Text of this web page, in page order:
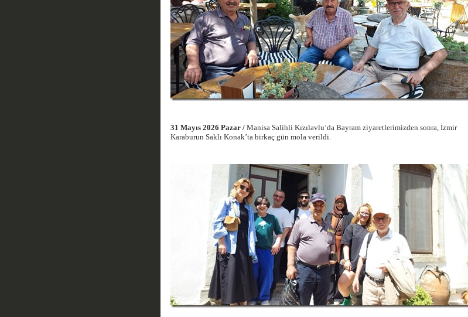
31 Mayıs 2026 Pazar / Manisa Salihli Kızılavlu’da Bayram ziyaretlerimizden sonra, İzmir
Karaburun Saklı Konak’ta birkaç gün mola verildi.